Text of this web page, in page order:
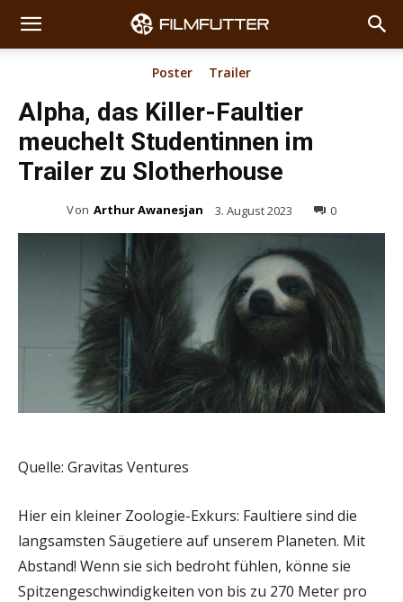
Poster Trailer
Alpha, das Killer-Faultier
meuchelt Studentinnen im
Trailer zu Slotherhouse
Von Arthur Awanesjan 3. August 2023 0
Quelle: Gravitas Ventures
Hier ein kleiner Zoologie-Exkurs: Faultiere sind die
langsamsten Säugetiere auf unserem Planeten. Mit
Abstand! Wenn sie sich bedroht fühlen, könne sie
Spitzengeschwindigkeiten von bis zu 270 Meter pro